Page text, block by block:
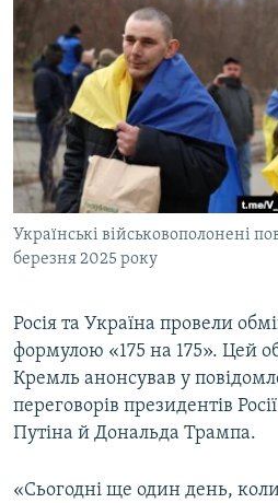
ІНТЕРВ'Ю
ВСЕ ЗА ДЕНЬ
СПЕЦПРОЕКТИ
ДЕПОРТАЦІЯ
ВІДЕОУРОКИ «ELIFBE»
СВІДЧЕННЯ ОКУПАЦІЇ
УКРАЇНСЬКА ПРОБЛЕМА КРИМУ
ЯК ОБІЙТИ БЛОКУВАННЯ
Русский
Qırımtatar
Усі сайти RFE/RL
Українські військовополонені
березня 2025 року
Росія та Україна провели
формулою «175 на 175». Цей
Кремль анонсував у
переговорів президентів
Путіна й Дональда Трампа.
«Сьогодні ще один день,